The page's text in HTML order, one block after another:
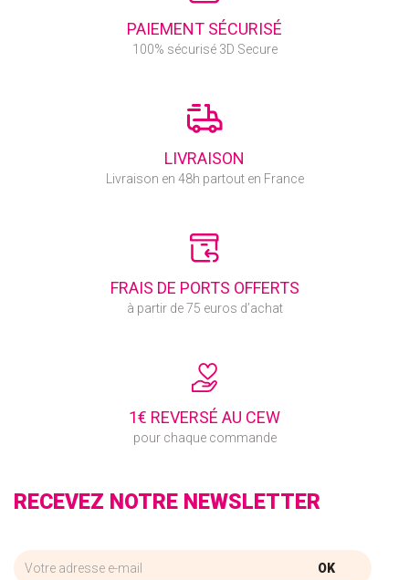
PAIEMENT SÉCURISÉ
100% sécurisé 3D Secure
LIVRAISON
Livraison en 48h partout en France
FRAIS DE PORTS OFFERTS
à partir de 75 euros d’achat
1€ REVERSÉ AU CEW
pour chaque commande
RECEVEZ NOTRE NEWSLETTER
OK